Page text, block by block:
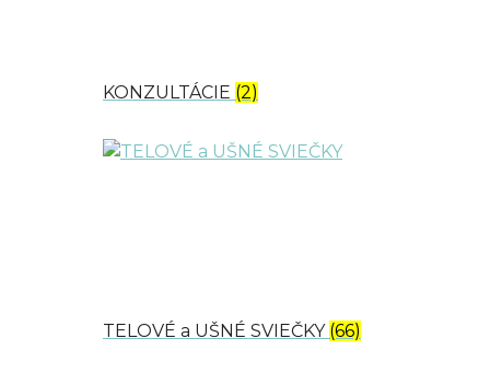
KONZULTÁCIE (2)
TELOVÉ a UŠNÉ SVIEČKY (66)